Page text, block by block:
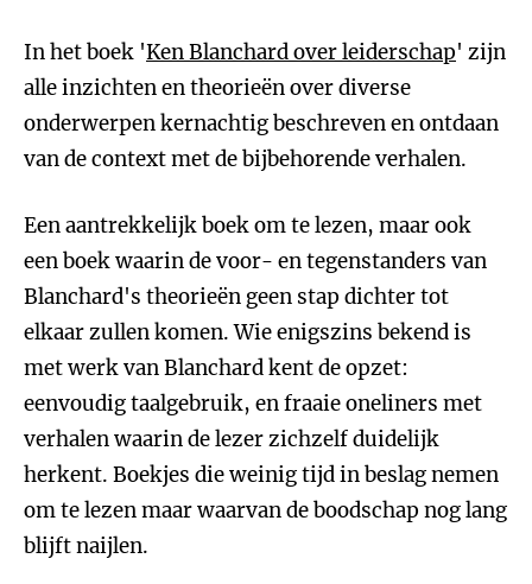
In het boek 'Ken Blanchard over leiderschap' zijn
alle inzichten en theorieën over diverse
onderwerpen kernachtig beschreven en ontdaan
van de context met de bijbehorende verhalen.
Een aantrekkelijk boek om te lezen, maar ook
een boek waarin de voor- en tegenstanders van
Blanchard's theorieën geen stap dichter tot
elkaar zullen komen. Wie enigszins bekend is
met werk van Blanchard kent de opzet:
eenvoudig taalgebruik, en fraaie oneliners met
verhalen waarin de lezer zichzelf duidelijk
herkent. Boekjes die weinig tijd in beslag nemen
om te lezen maar waarvan de boodschap nog lang
blijft naijlen.